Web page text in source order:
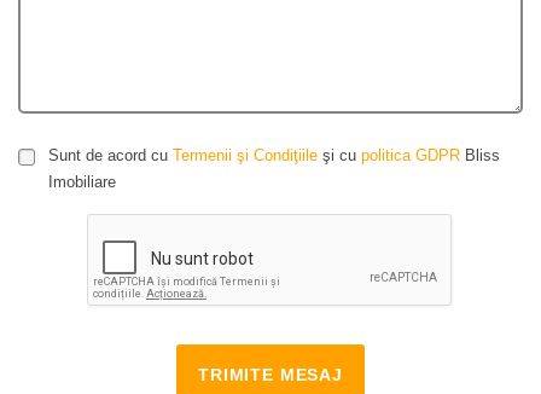
Sunt de acord cu Termenii şi Condiţiile şi cu politica GDPR Bliss
Imobiliare
TRIMITE MESAJ